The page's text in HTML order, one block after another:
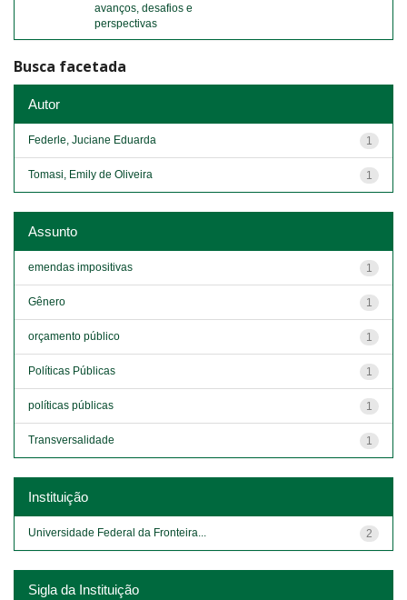
avanços, desafios e
perspectivas
Busca facetada
Autor
1
Federle, Juciane Eduarda
1
Tomasi, Emily de Oliveira
Assunto
1
emendas impositivas
1
Gênero
1
orçamento público
1
Políticas Públicas
1
políticas públicas
1
Transversalidade
Instituição
2
Universidade Federal da Fronteira...
Sigla da Instituição